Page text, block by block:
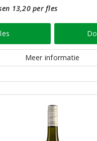
13,20 per fles
Meer informatie